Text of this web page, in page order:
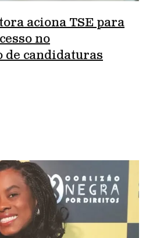
aciona TSE para
no
de candidaturas